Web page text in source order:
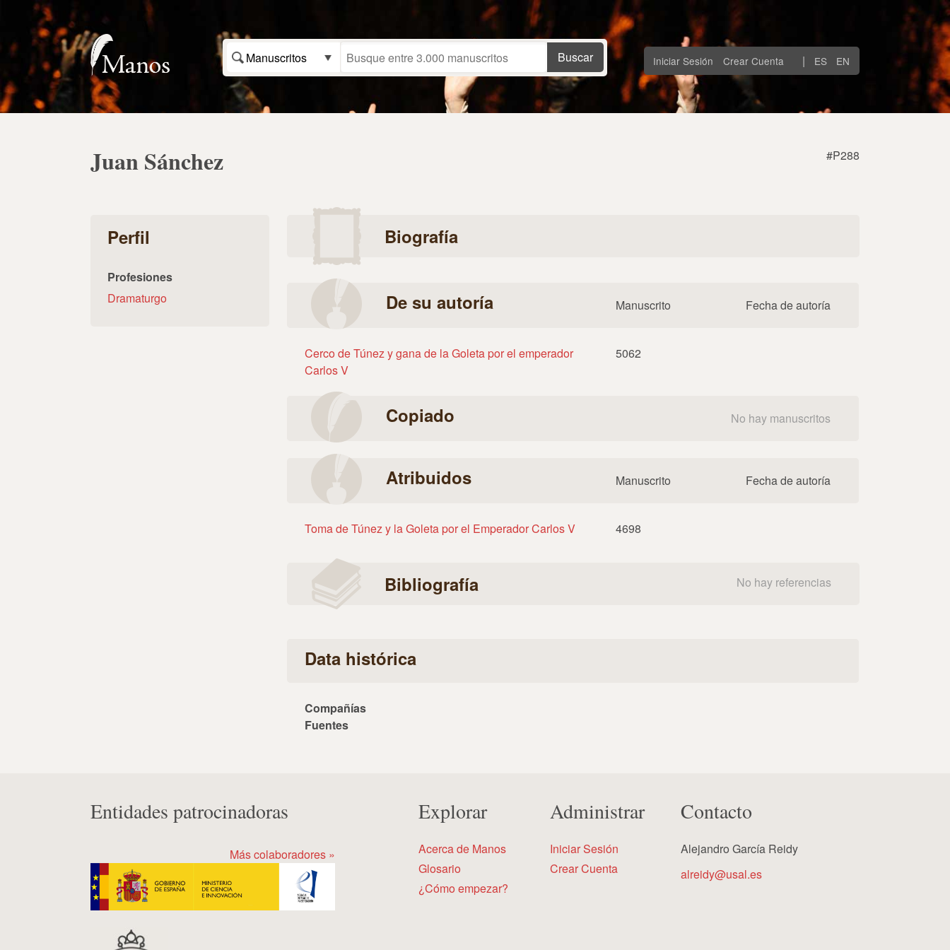
Manuscritos Iniciar Sesión Crear Cuenta | ES EN
Juan Sánchez #P288
Perfil
Profesiones
Dramaturgo
Biografía
De su autoría Manuscrito Fecha de autoría
Cerco de Túnez y gana de la Goleta por el emperador
Carlos V
5062
Copiado No hay manuscritos
Atribuidos Manuscrito Fecha de autoría
Toma de Túnez y la Goleta por el Emperador Carlos V 4698
Bibliografía No hay referencias
Data histórica
Compañías
Fuentes
Entidades patrocinadoras
Más colaboradores »
Explorar
Acerca de Manos
Glosario
¿Cómo empezar?
Administrar
Iniciar Sesión
Crear Cuenta
Contacto
Alejandro García Reidy
alreidy@usal.es